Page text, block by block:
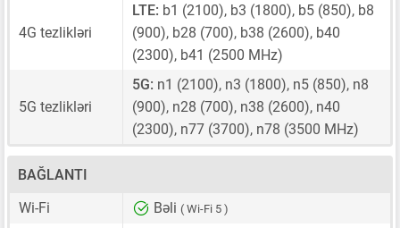
4G tezlikləri
LTE: b1 (2100), b3 (1800), b5 (850), b8
(900), b28 (700), b38 (2600), b40
(2300), b41 (2500 MHz)
5G tezlikləri
5G: n1 (2100), n3 (1800), n5 (850), n8
(900), n28 (700), n38 (2600), n40
(2300), n77 (3700), n78 (3500 MHz)
BAĞLANTI
Wi-Fi
Bəli ( Wi-Fi 5 )